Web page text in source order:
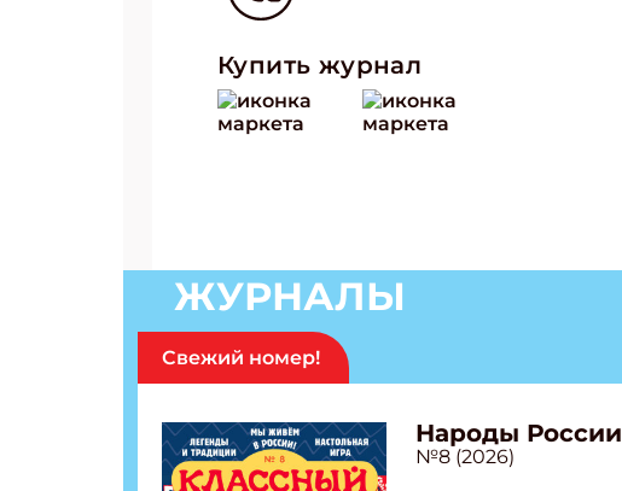
Купить журнал
ЖУРНАЛЫ
Свежий номер!
Народы России
№8 (2026)